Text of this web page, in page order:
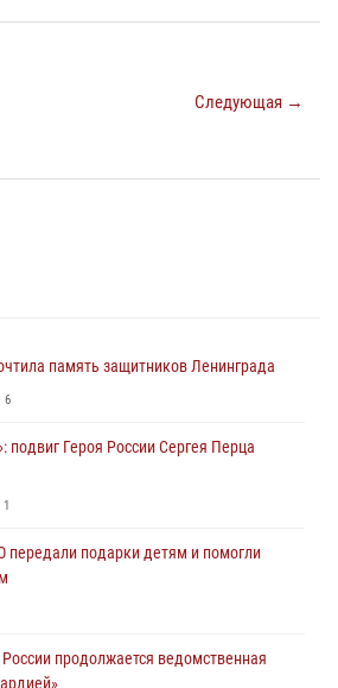
Следующая →
память защитников Ленинграда
6
подвиг Героя России Сергея Перца
1
передали подарки детям и помогли
продолжается ведомственная